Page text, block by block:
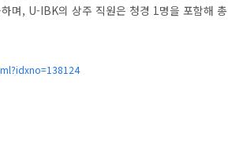
며, U-IBK의 상주 직원은 청경 1명을 포함해